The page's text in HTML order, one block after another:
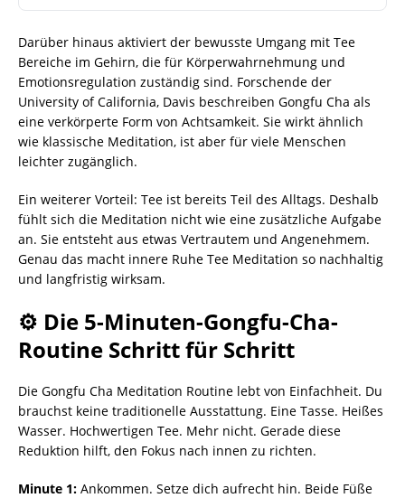
Darüber hinaus aktiviert der bewusste Umgang mit Tee
Bereiche im Gehirn, die für Körperwahrnehmung und
Emotionsregulation zuständig sind. Forschende der
University of California, Davis beschreiben Gongfu Cha als
eine verkörperte Form von Achtsamkeit. Sie wirkt ähnlich
wie klassische Meditation, ist aber für viele Menschen
leichter zugänglich.
Ein weiterer Vorteil: Tee ist bereits Teil des Alltags. Deshalb
fühlt sich die Meditation nicht wie eine zusätzliche Aufgabe
an. Sie entsteht aus etwas Vertrautem und Angenehmem.
Genau das macht innere Ruhe Tee Meditation so nachhaltig
und langfristig wirksam.
⚙️ Die 5-Minuten-Gongfu-Cha-
Routine Schritt für Schritt
Die Gongfu Cha Meditation Routine lebt von Einfachheit. Du
brauchst keine traditionelle Ausstattung. Eine Tasse. Heißes
Wasser. Hochwertigen Tee. Mehr nicht. Gerade diese
Reduktion hilft, den Fokus nach innen zu richten.
Minute 1: Ankommen. Setze dich aufrecht hin. Beide Füße